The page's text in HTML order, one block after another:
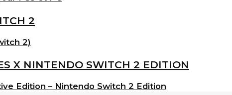
2)
Edition – Nintendo Switch 2 Edition